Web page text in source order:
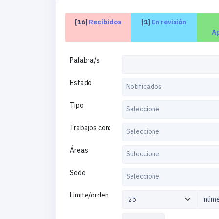
[16] Recibidos [1] En revisión
Palabra/s
Estado Notificados
Tipo Seleccione
Trabajos con: Seleccione
Áreas Seleccione
Sede Seleccione
Limite/orden